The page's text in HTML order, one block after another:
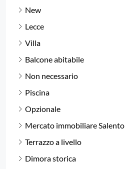
New
Lecce
Villa
Balcone abitabile
Non necessario
Piscina
Opzionale
Mercato immobiliare Salento
Terrazzo a livello
Dimora storica